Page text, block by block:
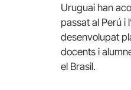
Uruguai han
passat al Perú i
desenvolupat
docents i
el Brasil.